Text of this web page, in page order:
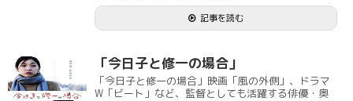
記事を読む
「今日子と修一の場合」
「今日子と修一の場合」映画「風の外側」、ドラマ
W「ビート」など、監督としても活躍する俳優・奥